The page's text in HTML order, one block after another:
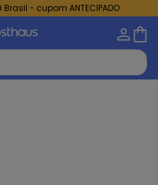
Brasil - cupom ANTECIPADO